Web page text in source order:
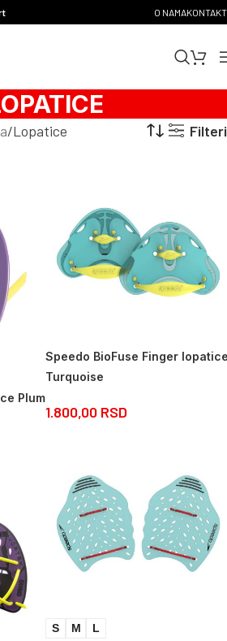
O NAMAKONTAKT
Lopatice Filteri
Plum
Speedo BioFuse Finger
Turquoise
1.800,00 RSD
S M L